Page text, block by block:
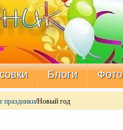
Блоги Фото
/Новый год